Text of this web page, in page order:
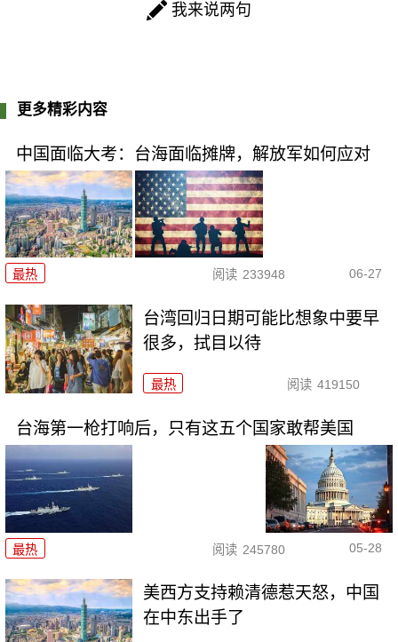
我来说两句
更多精彩内容
中国面临大考：台海面临摊牌，解放军如何应对
最热 阅读 233948 06-27
台湾回归日期可能比想象中要早
很多，拭目以待
最热 阅读 419150
台海第一枪打响后，只有这五个国家敢帮美国
最热 阅读 245780 05-28
美西方支持赖清德惹天怒，中国
在中东出手了